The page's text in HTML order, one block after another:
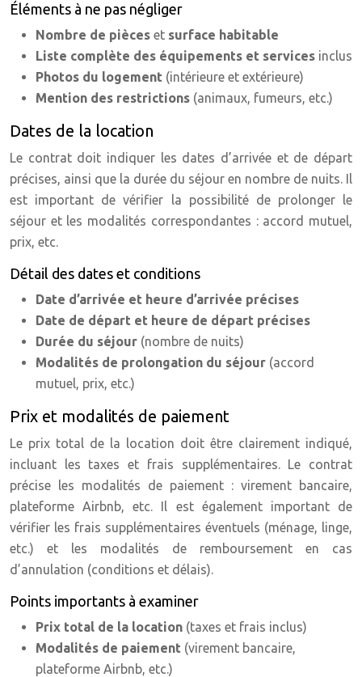
Éléments à ne pas négliger
Nombre de pièces et surface habitable
Liste complète des équipements et services inclus
Photos du logement (intérieure et extérieure)
Mention des restrictions (animaux, fumeurs, etc.)
Dates de la location
Le contrat doit indiquer les dates d’arrivée et de départ
précises, ainsi que la durée du séjour en nombre de nuits. Il
est important de vérifier la possibilité de prolonger le
séjour et les modalités correspondantes : accord mutuel,
prix, etc.
Détail des dates et conditions
Date d’arrivée et heure d’arrivée précises
Date de départ et heure de départ précises
Durée du séjour (nombre de nuits)
Modalités de prolongation du séjour (accord
mutuel, prix, etc.)
Prix et modalités de paiement
Le prix total de la location doit être clairement indiqué,
incluant les taxes et frais supplémentaires. Le contrat
précise les modalités de paiement : virement bancaire,
plateforme Airbnb, etc. Il est également important de
vérifier les frais supplémentaires éventuels (ménage, linge,
etc.) et les modalités de remboursement en cas
d’annulation (conditions et délais).
Points importants à examiner
Prix total de la location (taxes et frais inclus)
Modalités de paiement (virement bancaire,
plateforme Airbnb, etc.)